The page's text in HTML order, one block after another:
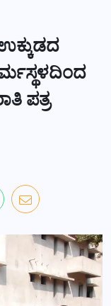
ಧರ್ಮಸ್ಥಳದಿಂದ
ಪತ್ರ